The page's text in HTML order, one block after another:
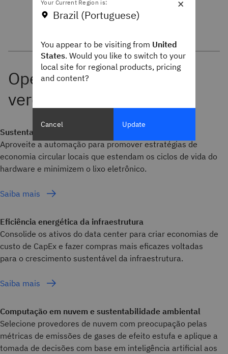
Sustentabilidade de TI no local
Aproveite a automação para promover estratégias de
economia circular locais que estendam os ciclos de vida do
hardware e minimizem o lixo eletrônico.
Saiba mais
Eficiência energética da infraestrutura
Consolide os ativos do data center para criar economias de
custo de CapEx e fazer compras mais eficazes voltadas
para o crescimento sustentável da infraestrutura.
Saiba mais
Computação em nuvem e sustentabilidade ambiental
Selecione provedores de nuvem com preocupação pelas
métricas de emissões de gases de efeito estufa e aplique a
tomada de decisões com base em inteligência artificial aos
Your Current Region is:
Brazil (Portuguese)
You appear to be visiting from United
States. Would you like to switch to your
local site for regional products, pricing
and content?
Cancel Update